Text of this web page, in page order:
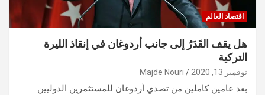
اقتصاد العالم
هل يقف القَدَرُ إلى جانب أردوغان في إنقاذ الليرة
التركية
نوفمبر 13, 2020 Majde Nouri
بعد عامين كاملين من تصدي أردوغان للمستثمرين الدوليين